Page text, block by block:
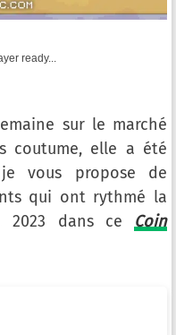
ready...
sur le marché
coutume, elle a été
vous propose de
qui ont rythmé la
2023 dans ce Coin